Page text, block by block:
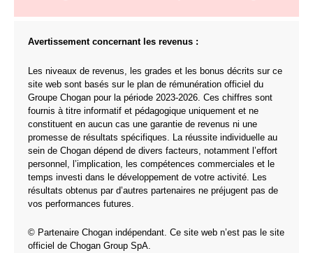
Avertissement concernant les revenus :
Les niveaux de revenus, les grades et les bonus décrits sur ce
site web sont basés sur le plan de rémunération officiel du
Groupe Chogan pour la période 2023-2026. Ces chiffres sont
fournis à titre informatif et pédagogique uniquement et ne
constituent en aucun cas une garantie de revenus ni une
promesse de résultats spécifiques. La réussite individuelle au
sein de Chogan dépend de divers facteurs, notamment l’effort
personnel, l’implication, les compétences commerciales et le
temps investi dans le développement de votre activité. Les
résultats obtenus par d’autres partenaires ne préjugent pas de
vos performances futures.
© Partenaire Chogan indépendant. Ce site web n’est pas le site
officiel de Chogan Group SpA.